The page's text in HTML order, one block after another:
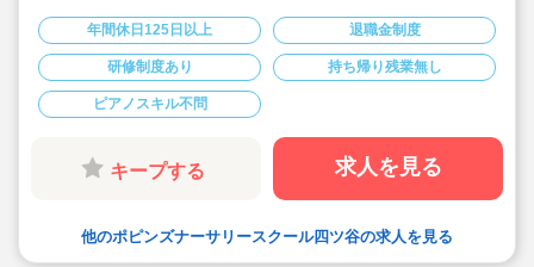
のお子様の個性を伸ばすことを大切にされております。
◎週休2日制、年間休日125日とプライベートとも両立し
やすい♪
◎宿舎借上げ制度利用あります。
（社宅は火災保険料と引っ越し代以外はすべて法人様が
初期費用を負担）
◎連絡帳は全てタブレットで記載します
◎月の残業時間平均7時間以内。（残業代支給）持ち帰り
◎長期休暇も取得可能
◎福利厚生面、研修等も充実しており安心してご勤務頂
す！
年間休日125日以上 退職金制度
研修制度あり 持ち帰り残業無し
ピアノスキル不問
キープする 求人を見る
他のポピンズナーサリースクール四ツ谷の求人を見る